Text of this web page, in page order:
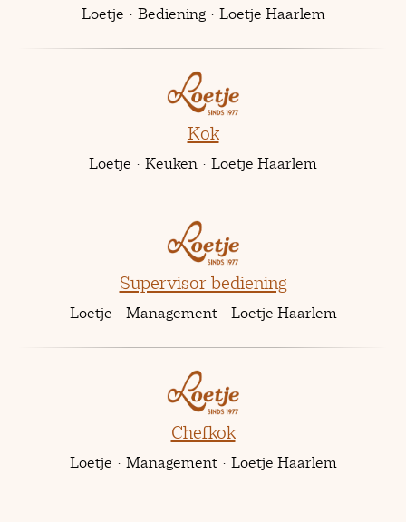
Loetje · Bediening · Loetje Haarlem
Kok
Loetje · Keuken · Loetje Haarlem
Supervisor bediening
Loetje · Management · Loetje Haarlem
Chefkok
Loetje · Management · Loetje Haarlem